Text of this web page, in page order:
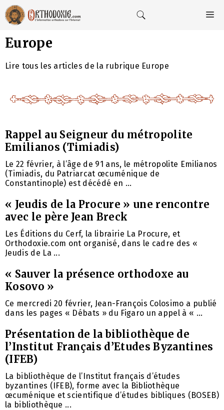
Aller
au
contenu
Europe
Lire tous les articles de la rubrique Europe
Rappel au Seigneur du métropolite
Emilianos (Timiadis)
Le 22 février, à l’âge de 91 ans, le métropolite Emilianos
(Timiadis, du Patriarcat œcuménique de
Constantinople) est décédé en ...
« Jeudis de la Procure » une rencontre
avec le père Jean Breck
Les Éditions du Cerf, la librairie La Procure, et
Orthodoxie.com ont organisé, dans le cadre des «
Jeudis de La ...
« Sauver la présence orthodoxe au
Kosovo »
Ce mercredi 20 février, Jean-François Colosimo a publié
dans les pages « Débats » du Figaro un appel à « ...
Présentation de la bibliothèque de
l’Institut Français d’Etudes Byzantines
(IFEB)
La bibliothèque de l’Institut français d’études
byzantines (IFEB), forme avec la Bibliothèque
œcuménique et scientifique d’études bibliques (BOSEB)
la bibliothèque ...